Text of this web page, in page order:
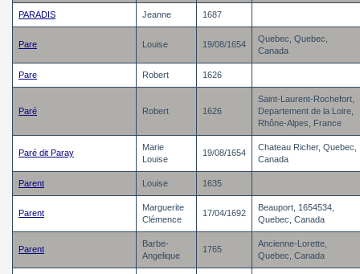
PARADIS Jeanne 1687
Pare Louise 19/08/1654
Quebec, Quebec,
Canada
Pare Robert 1626
Paré Robert 1626
Saint-Laurent-Rochefort,
Departement de la Loire,
Rhône-Alpes, France
Paré dit Paray
Marie
Louise
19/08/1654
Chateau Richer, Quebec,
Canada
Parent Louise 1635
Parent
Marguerite
Clémence
17/04/1692
Beauport, 1654534,
Quebec, Canada
Parent
Barbe-
Angelique
1765
Ancienne-Lorette,
Quebec, Canada